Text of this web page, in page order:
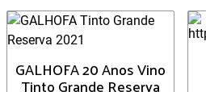
GALHOFA 20 Anos Vino
Tinto Grande Reserva